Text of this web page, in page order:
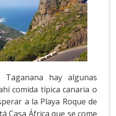
hay algunas
comida típica canaria o
a la Playa Roque de
Casa África que se come